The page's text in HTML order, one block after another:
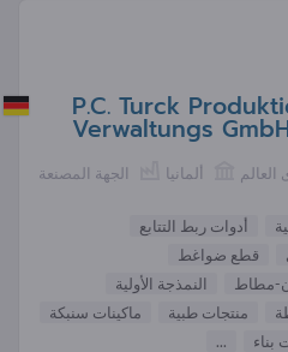
P.C. Turck
Verwaltungs
الجهة المصنعة ألمانيا
أدوات ربط التتابع
قطع ضواغط
مطاط
النمذجة الأولية
منتجات طبية
ماكينات سنبكة
بناء
...